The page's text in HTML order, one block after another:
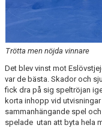
Trötta men nöjda vinnare
Det blev vinst mot
var de bästa. Skador och
fick dra på sig speltröjan
korta inhopp vid
sammanhängande spel
spelade utan att byta hela